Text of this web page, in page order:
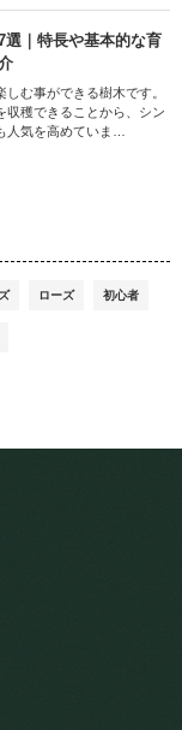
選｜特長や基本的な育
む事ができる樹木です。
収穫できることから、シン
人気を高めていま…
ローズ 初心者